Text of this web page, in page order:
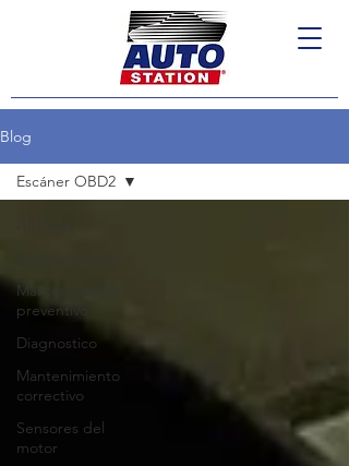
Blog
Mantenimiento
preventivo
Diagnostico
Mantenimiento
correctivo
Sensores del
motor
Escáner OBD2